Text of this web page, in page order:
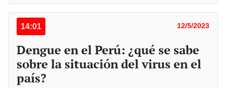
14:01 12/5/2023
Dengue en el Perú: ¿qué se sabe
sobre la situación del virus en el
país?